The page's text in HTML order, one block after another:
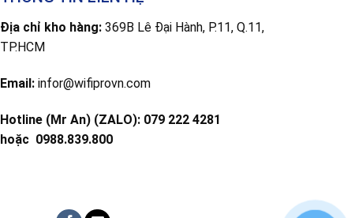
Địa chỉ kho hàng:369B Lê Đại Hành, P.11, Q.11,
TP.HCM
Email:infor@wifiprovn.com
Hotline (Mr An) (ZALO): 079 222 4281
hoặc 0988.839.800